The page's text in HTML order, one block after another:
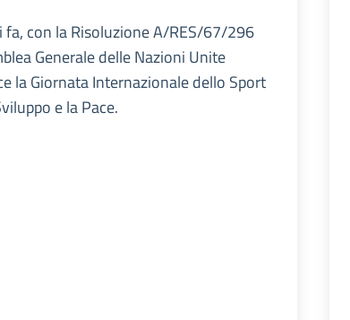
fa, con la Risoluzione A/RES/67/296
Generale delle Nazioni Unite
la Giornata Internazionale dello Sport
e la Pace.